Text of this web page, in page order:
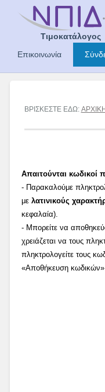
Τιμοκατάλογος
Επικοινωνία
ΒΡΙΣΚΕΣΤΕ ΕΔΩ:
Απαιτούνται κωδικοί
- Παρακαλούμε
με λατινικούς
κεφαλαία).
- Μπορείτε να
χρειάζεται να τους
πληκτρολογείτε τους
«Αποθήκευση κωδικών»